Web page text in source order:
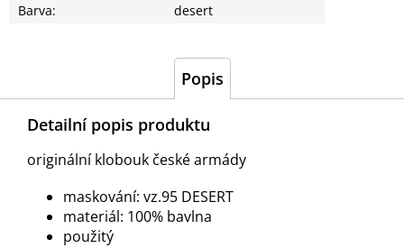
Barva: desert
Popis
Detailní popis produktu
originální klobouk české armády
maskování: vz.95 DESERT
materiál: 100% bavlna
použitý